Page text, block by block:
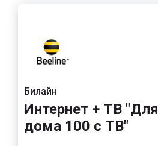
Билайн
Интернет + ТВ "Для
дома 100 с ТВ"